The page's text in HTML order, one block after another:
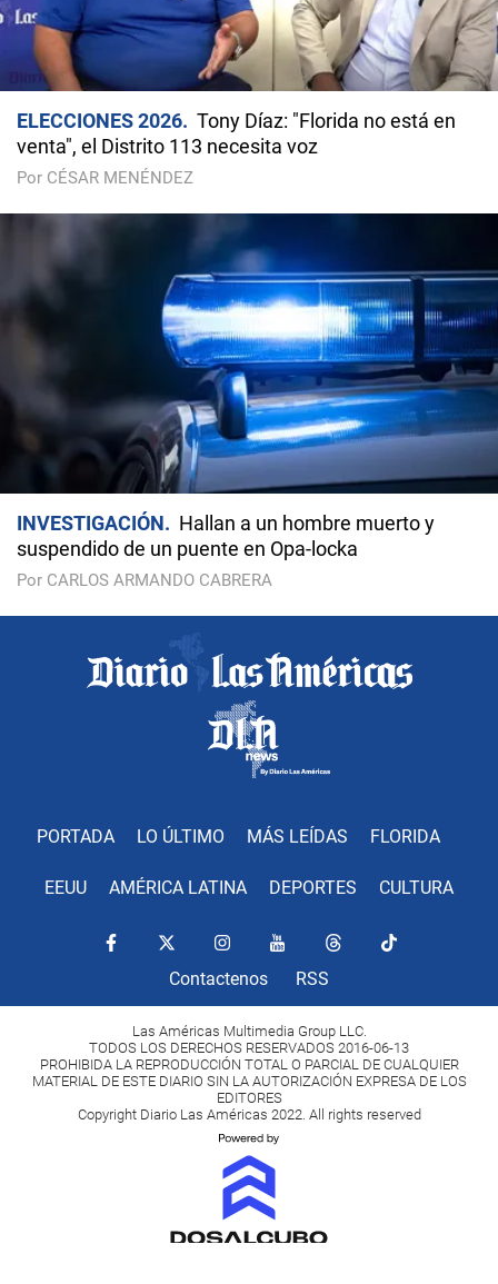
ELECCIONES 2026
Tony Díaz: "Florida no está en
venta", el Distrito 113 necesita voz
Por CÉSAR MENÉNDEZ
INVESTIGACIÓN
Hallan a un hombre muerto y
suspendido de un puente en Opa-locka
Por CARLOS ARMANDO CABRERA
PORTADA LO ÚLTIMO MÁS LEÍDAS FLORIDA
EEUU AMÉRICA LATINA DEPORTES CULTURA
Contactenos RSS
Las Américas Multimedia Group LLC.
TODOS LOS DERECHOS RESERVADOS 2016-06-13
PROHIBIDA LA REPRODUCCIÓN TOTAL O PARCIAL DE CUALQUIER
MATERIAL DE ESTE DIARIO SIN LA AUTORIZACIÓN EXPRESA DE LOS
EDITORES
Copyright Diario Las Américas 2022. All rights reserved